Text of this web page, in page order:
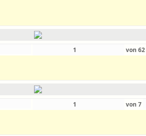
von62
von7